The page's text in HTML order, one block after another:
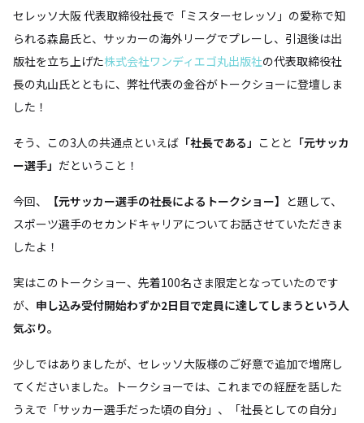
セレッソ大阪 代表取締役社長で「ミスターセレッソ」の愛称で知
られる森島氏と、サッカーの海外リーグでプレーし、引退後は出
版社を立ち上げた株式会社ワンディエゴ丸出版社の代表取締役社
長の丸山氏とともに、弊社代表の金谷がトークショーに登壇しま
した！
そう、この3人の共通点といえば 「社長である」 ことと 「元サッカ
ー選手」 だということ！
今回、 【元サッカー選手の社長によるトークショー】 と題して、
スポーツ選手のセカンドキャリアについてお話させていただきま
したよ！
実はこのトークショー、先着100名さま限定となっていたのです
が、 申し込み受付開始わずか2日目で定員に達してしまうという人
気ぶり。
少しではありましたが、セレッソ大阪様のご好意で追加で増席し
てくださいました。トークショーでは、これまでの経歴を話した
うえで「サッカー選手だった頃の自分」、「社長としての自分」